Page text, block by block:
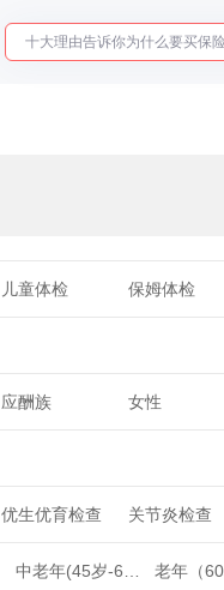
入职体检在线预约
儿童体检 保姆体检
应酬族 女性
优生优育检查 关节炎检查